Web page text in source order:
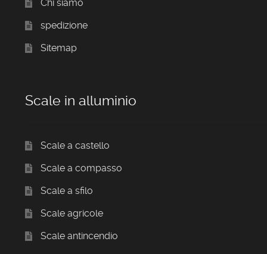
Chi siamo
spedizione
Sitemap
Scale in alluminio
Scale a castello
Scale a compasso
Scale a sfilo
Scale agricole
Scale antincendio